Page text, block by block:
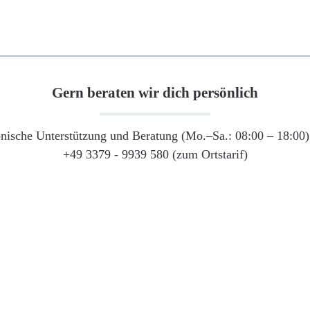
Gern beraten wir dich persönlich
Unterstützung und Beratung (Mo.–Sa.: 08:00 –
+49 3379 - 9939 580 (zum Ortstarif)